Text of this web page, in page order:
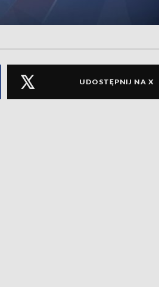
UDOSTĘPNIJ NA X